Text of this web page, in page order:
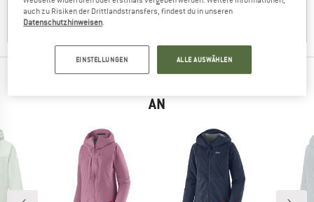
AN
auch zu Risiken der Drittlandstransfers, findest du in unseren
Datenschutzhinweisen
EINSTELLUNGEN ALLE AUSWÄHLEN